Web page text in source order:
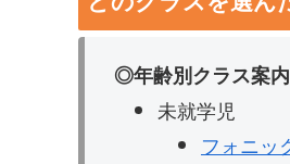
◎年齢別クラス案内
未就学児
フォニッ